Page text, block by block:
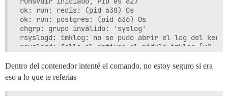
ok: run: redis: (pid 638) 0s
ok: run: postgres: (pid 636) 0s
chgrp: grupo inválido: 'syslog'
rsyslogd: imklog: no se pudo abrir el log del
rsyslogd: falla al activar el módulo imklog
Dentro del contenedor intenté el comando, no estoy seguro si era
eso a lo que te referías